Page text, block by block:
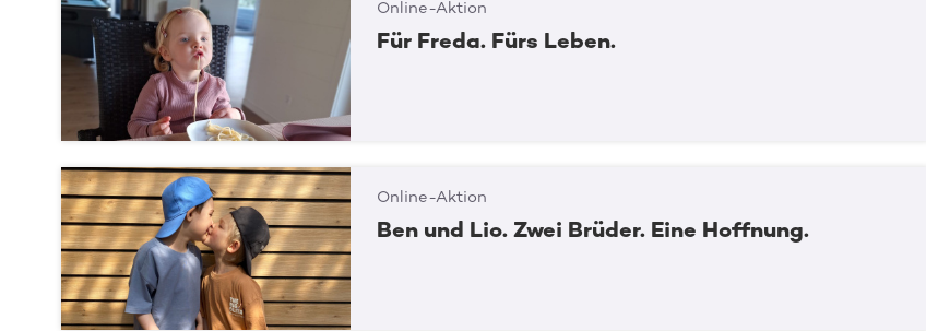
Online-Aktion
Für Freda. Fürs Leben.
Online-Aktion
Ben und Lio. Zwei Brüder. Eine Hoffnung.